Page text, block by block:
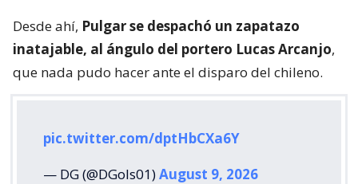
Desde ahí, Pulgar se despachó un zapatazo
inatajable, al ángulo del portero Lucas Arcanjo,
que nada pudo hacer ante el disparo del chileno.
pic.twitter.com/dptHbCXa6Y
— DG (@DGols01)August 9, 2026